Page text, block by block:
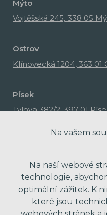
Mýto
Vojtěšská 245, 338 05
Ostrov
Klínovecká 1204, 363 01
Písek
Tylova 382/2, 397 01
Na vašem
Na naší webové
technologie,
optimální zážitek. K
které jsou